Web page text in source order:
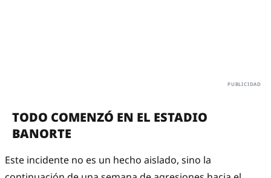
TODO COMENZÓ EN EL ESTADIO
BANORTE
Este incidente no es un hecho aislado, sino la